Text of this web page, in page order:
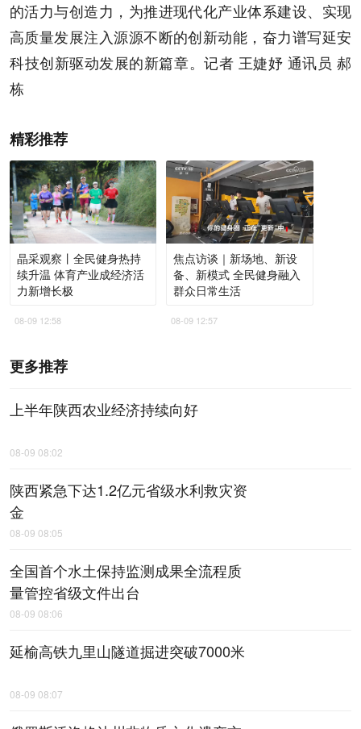
的活力与创造力，为推进现代化产业体系建设、实现
高质量发展注入源源不断的创新动能，奋力谱写延安
科技创新驱动发展的新篇章。记者 王婕妤 通讯员 郝
栋
精彩推荐
晶采观察丨全民健身热持
续升温 体育产业成经济活
力新增长极
08-09 12:58
焦点访谈｜新场地、新设
备、新模式 全民健身融入
群众日常生活
08-09 12:57
更多推荐
上半年陕西农业经济持续向好
08-09 08:02
陕西紧急下达1.2亿元省级水利救灾资
金
08-09 08:05
全国首个水土保持监测成果全流程质
量管控省级文件出台
08-09 08:06
延榆高铁九里山隧道掘进突破7000米
08-09 08:07